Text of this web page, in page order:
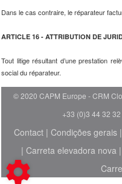
Dans le cas contraire, le réparateur
ARTICLE 16 - ATTRIBUTION DE
Tout litige résultant d’une prestation
social du réparateur.
© 2020 CAPM Europe
CRM
+33 (0)3 44 32
Contact| Condições gerais|
| Carreta elevadora nova|